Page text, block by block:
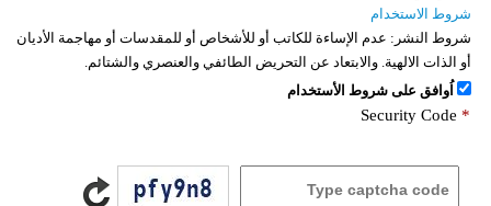
شروط الاستخدام
شروط النشر: عدم الإساءة للكاتب أو للأشخاص أو للمقدسات أو مهاجمة الأديان
أو الذات الالهية. والابتعاد عن التحريض الطائفي والعنصري والشتائم.
اُوافق على شروط الأستخدام
Security Code *